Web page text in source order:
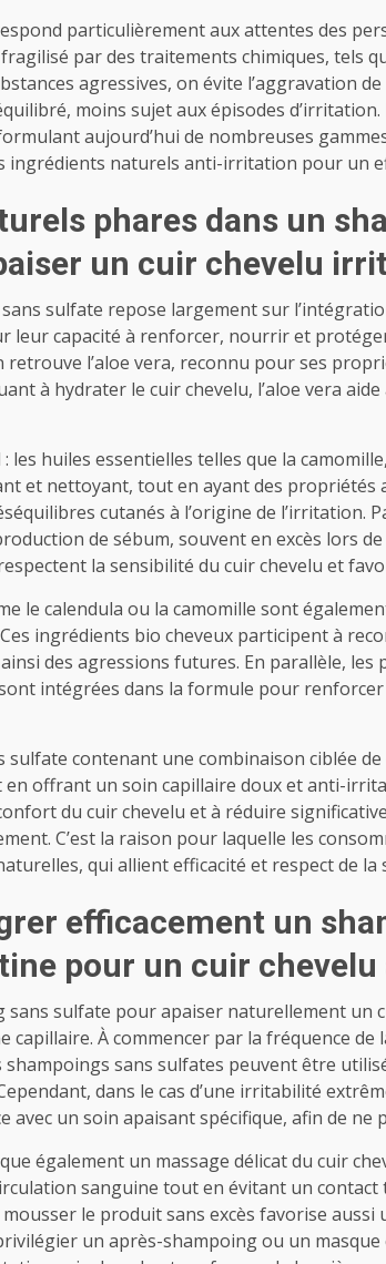
particulièrement aux attentes des
par des traitements chimiques, tels
agressives, on évite l’aggravation
moins sujet aux épisodes
aujourd’hui de nombreuses
ingrédients naturels anti-irritation pour un
phares dans un
un cuir chevelu
sulfate repose largement sur
leur capacité à renforcer, nourrir et
retrouve l’aloe vera, reconnu pour ses
à hydrater le cuir chevelu, l’aloe vera
les huiles essentielles telles que la
et nettoyant, tout en ayant des
cutanés à l’origine de l’irritation.
de sébum, souvent en excès lors
la sensibilité du cuir chevelu et
le calendula ou la camomille sont
ingrédients bio cheveux participent à
des agressions futures. En parallèle, les
intégrées dans la formule pour
sulfate contenant une combinaison ciblée
offrant un soin capillaire doux et anti-
du cuir chevelu et à réduire
C’est la raison pour laquelle les
qui allient efficacité et respect de la
efficacement un
pour un cuir chevelu
sans sulfate pour apaiser naturellement un
capillaire. À commencer par la fréquence de
shampoings sans sulfates peuvent être
dans le cas d’une irritabilité
avec un soin apaisant spécifique, afin de ne
également un massage délicat du cuir
sanguine tout en évitant un
le produit sans excès favorise
un après-shampoing ou un masque